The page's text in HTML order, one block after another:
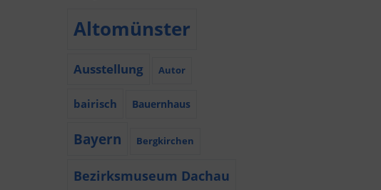
Altomünster
Ausstellung Autor
bairisch Bauernhaus
Bayern Bergkirchen
Bezirksmuseum Dachau